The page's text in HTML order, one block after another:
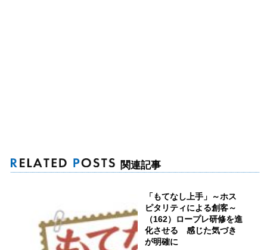
関連記事
「もてなし上手」～ホス
ピタリティによる創客～
（162）ロープレ研修を進
化させる 感じた気づき
が明確に